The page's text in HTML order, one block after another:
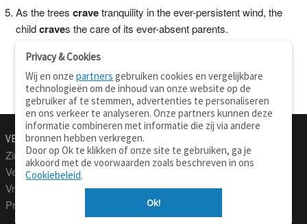
As the trees cravetranquility in the ever-persistent wind, the
childcraves the care of its ever-absent parents.
VERTALEN.NU
Zinnen vertalen
Verklarend woordenboek
Vraagbaak
Professionele vertaling
Over deze site
Privacy
Privacy & Cookies
Wij en onzepartners gebruiken cookies en vergelijkbare
technologieën om de inhoud van onze website op de
gebruiker af te stemmen, advertenties te personaliseren
en ons verkeer te analyseren. Onze partners kunnen deze
informatie combineren met informatie die zij via andere
bronnen hebben verkregen.
Door op Ok te klikken of onze site te gebruiken, ga je
akkoord met de voorwaarden zoals beschreven in ons
Cookiebeleid.
Ok!